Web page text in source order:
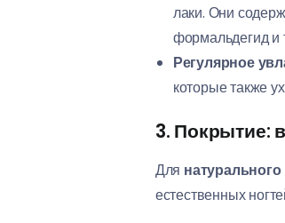
лаки. Они
формальдегид и
Регулярное
которые также
3. Покрытие:
Для
естественных